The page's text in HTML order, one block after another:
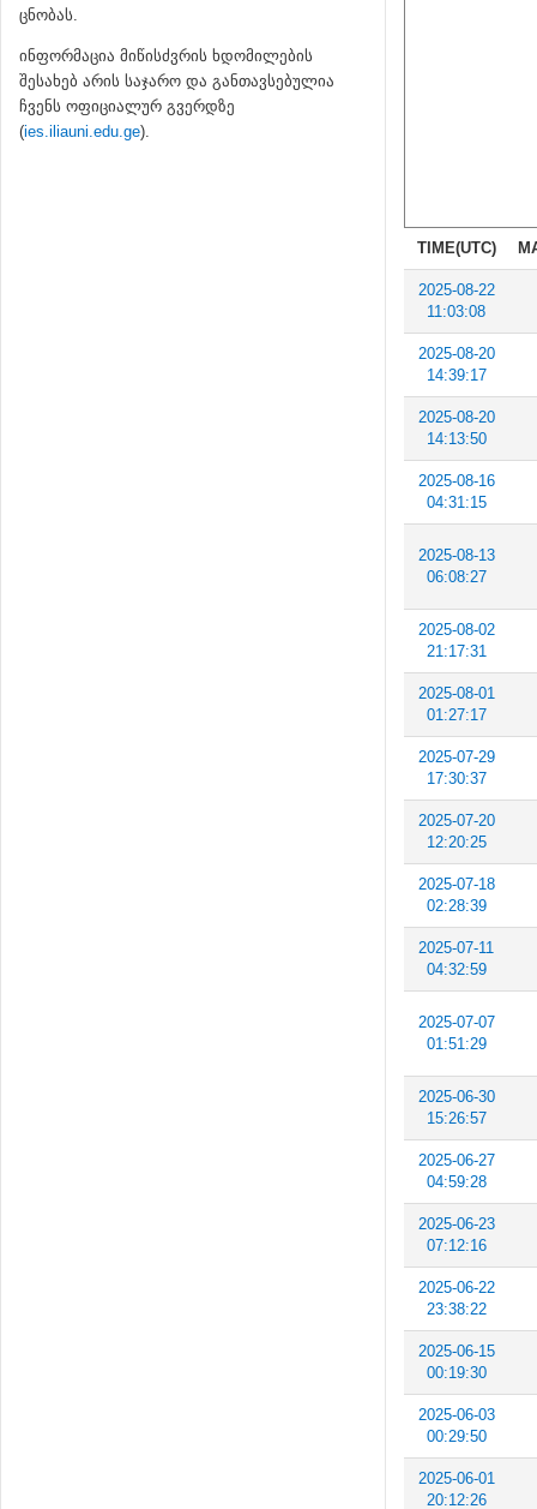
ცნობას.
ინფორმაცია მიწისძვრის ხდომილების
შესახებ არის საჯარო და განთავსებულია
ჩვენს ოფიციალურ გვერდზე
(ies.iliauni.edu.ge).
TIME(UTC)
2025-08-22
11:03:08
2025-08-20
14:39:17
2025-08-20
14:13:50
2025-08-16
04:31:15
2025-08-13
06:08:27
2025-08-02
21:17:31
2025-08-01
01:27:17
2025-07-29
17:30:37
2025-07-20
12:20:25
2025-07-18
02:28:39
2025-07-11
04:32:59
2025-07-07
01:51:29
2025-06-30
15:26:57
2025-06-27
04:59:28
2025-06-23
07:12:16
2025-06-22
23:38:22
2025-06-15
00:19:30
2025-06-03
00:29:50
2025-06-01
20:12:26